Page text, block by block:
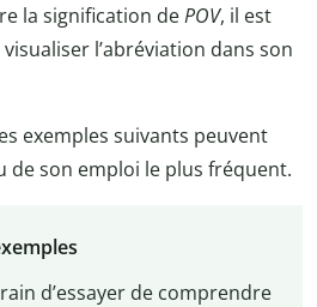
la signification dePOV, il est
l’abréviation dans son
exemples suivants peuvent
de son emploi le plus fréquent.
d’essayer de comprendre